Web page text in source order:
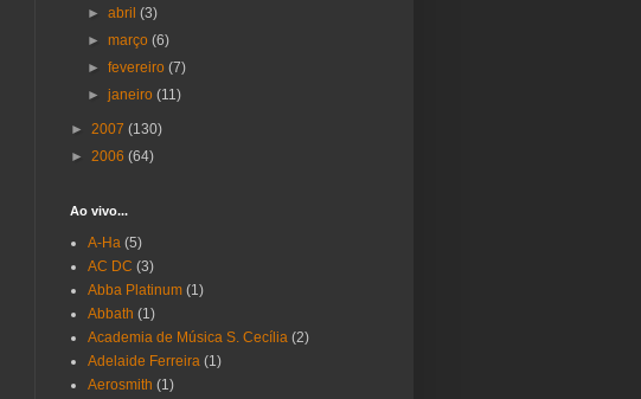
►abril(3)
►março(6)
►fevereiro(7)
►janeiro(11)
► 2007 (130)
► 2006 (64)
Ao vivo...
A-Ha (5)
AC DC (3)
Abba Platinum (1)
Abbath (1)
Academia de Música S. Cecília (2)
Adelaide Ferreira (1)
Aerosmith (1)